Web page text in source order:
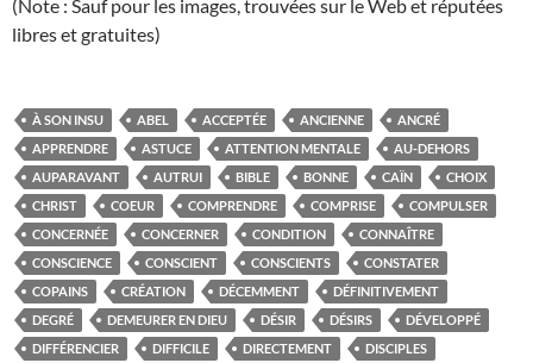
(Note : Sauf pour les images, trouvées sur le Web et réputées
libres et gratuites)
À SON INSU ABEL ACCEPTÉE ANCIENNE
ANCRÉ
APPRENDRE
ASTUCE ATTENTION MENTALE
AU-DEHORS
AUPARAVANT
AUTRUI BIBLE BONNE CAÏN
CHOIX
CHRIST
COEUR COMPRENDRE COMPRISE
COMPULSER
CONCERNÉE
CONCERNER CONDITION
CONNAÎTRE
CONSCIENCE
CONSCIENT CONSCIENTS
CONSTATER
COPAINS
CRÉATION DÉCEMMENT
DÉFINITIVEMENT
DEGRÉ
DEMEURER EN DIEU DÉSIR DÉSIRS
DÉVELOPPÉ
DIFFÉRENCIER
DIFFICILE DIRECTEMENT
DISCIPLES